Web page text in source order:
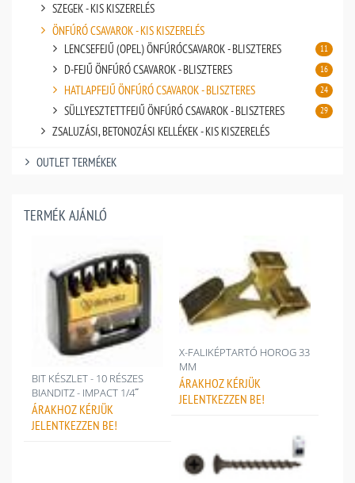
SZEGEK - KIS KISZERELÉS
ÖNFÚRÓ CSAVAROK - KIS KISZERELÉS
LENCSEFEJŰ (OPEL) ÖNFÚRÓCSAVAROK - BLISZTERES
11
D-FEJŰ ÖNFÚRÓ CSAVAROK - BLISZTERES 16
HATLAPFEJŰ ÖNFÚRÓ CSAVAROK - BLISZTERES 24
SÜLLYESZTETTFEJŰ ÖNFÚRÓ CSAVAROK - BLISZTERES 29
ZSALUZÁSI, BETONOZÁSI KELLÉKEK - KIS KISZERELÉS
OUTLET TERMÉKEK
TERMÉK AJÁNLÓ
BIT KÉSZLET - 10 RÉSZES
BIANDITZ - IMPACT 1/4˝
ÁRAKHOZ KÉRJÜK
JELENTKEZZEN BE!
X-FALIKÉPTARTÓ HOROG 33
MM
ÁRAKHOZ KÉRJÜK
JELENTKEZZEN BE!